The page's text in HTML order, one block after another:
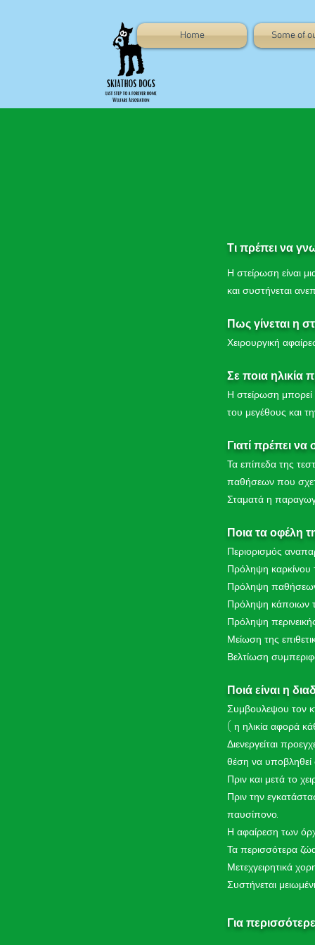
Home Some of
Τι πρέπει να
Η στείρωση είναι
και συστήνεται
Πως γίνεται η
Χειρουργική
Σε ποια ηλικία
Η στείρωση μπορεί
του μεγέθους και
Γιατί πρέπει
Τα επίπεδα της
παθήσεων που
Σταματά η
Ποια τα οφέλη
Περιορισμός
Πρόληψη
Πρόληψη
Πρόληψη κάποιων
Πρόληψη
Μείωση της
Βελτίωση
Ποιά είναι η
Συμβουλεψου τον
( η ηλικία αφορά
Διενεργείται
θέση να υποβληθεί
Πριν και μετά το
Πριν την
παυσίπονο.
Η αφαίρεση των
Τα περισσότερα
Μετεχγειρητικά
Συστήνεται
Για